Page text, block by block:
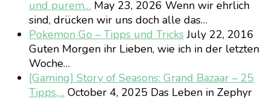
und purem… May 23, 2026 Wenn wir ehrlich
sind, drücken wir uns doch alle das…
Pokemon Go – Tipps und TricksJuly 22, 2016
Guten Morgen ihr Lieben, wie ich in der letzten
Woche…
[Gaming] Story of Seasons: Grand Bazaar – 25
Tipps,… October 4, 2025 Das Leben in Zephyr